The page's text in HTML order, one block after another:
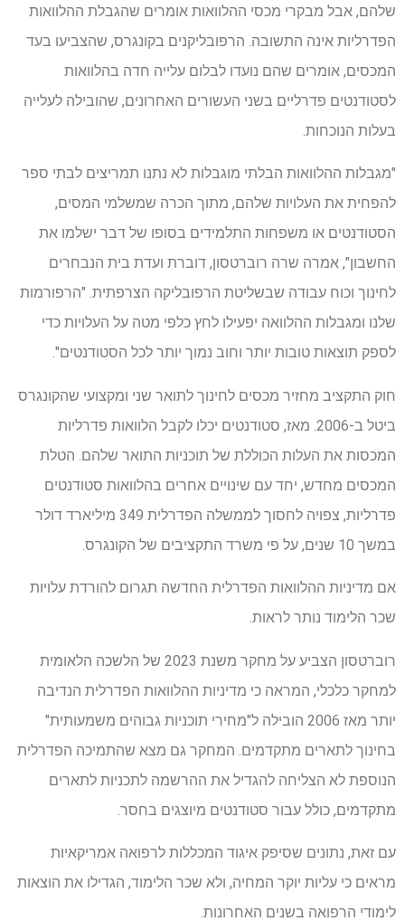
שלהם, אבל מבקרי מכסי ההלוואות אומרים שהגבלת ההלוואות
הפדרליות אינה התשובה. הרפובליקנים בקונגרס, שהצביעו בעד
המכסים, אומרים שהם נועדו לבלום עלייה חדה בהלוואות
לסטודנטים פדרליים בשני העשורים האחרונים, שהובילה לעלייה
בעלות הנוכחות.
"מגבלות ההלוואות הבלתי מוגבלות לא נתנו תמריצים לבתי ספר
להפחית את העלויות שלהם, מתוך הכרה שמשלמי המסים,
הסטודנטים או משפחות התלמידים בסופו של דבר ישלמו את
החשבון", אמרה שרה רוברטסון, דוברת ועדת בית הנבחרים
לחינוך וכוח עבודה שבשליטת הרפובליקה הצרפתית. "הרפורמות
שלנו ומגבלות ההלוואה יפעילו לחץ כלפי מטה על העלויות כדי
לספק תוצאות טובות יותר וחוב נמוך יותר לכל הסטודנטים".
חוק התקציב מחזיר מכסים לחינוך לתואר שני ומקצועי שהקונגרס
ביטל ב-2006. מאז, סטודנטים יכלו לקבל הלוואות פדרליות
המכסות את העלות הכוללת של תוכניות התואר שלהם. הטלת
המכסים מחדש, יחד עם שינויים אחרים בהלוואות סטודנטים
פדרליות, צפויה לחסוך לממשלה הפדרלית 349 מיליארד דולר
במשך 10 שנים, על פי משרד התקציבים של הקונגרס.
אם מדיניות ההלוואות הפדרלית החדשה תגרום להורדת עלויות
שכר הלימוד נותר לראות.
רוברטסון הצביע על מחקר משנת 2023 של הלשכה הלאומית
למחקר כלכלי, המראה כי מדיניות ההלוואות הפדרלית הנדיבה
יותר מאז 2006 הובילה ל"מחירי תוכניות גבוהים משמעותית"
בחינוך לתארים מתקדמים. המחקר גם מצא שהתמיכה הפדרלית
הנוספת לא הצליחה להגדיל את ההרשמה לתכניות לתארים
מתקדמים, כולל עבור סטודנטים מיוצגים בחסר.
עם זאת, נתונים שסיפק איגוד המכללות לרפואה אמריקאיות
מראים כי עליות יוקר המחיה, ולא שכר הלימוד, הגדילו את הוצאות
לימודי הרפואה בשנים האחרונות.